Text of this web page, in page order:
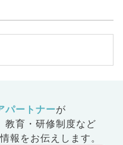
パートナーが
教育・研修制度など
報をお伝えします。